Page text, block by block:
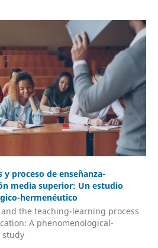
proceso de enseñanza-
media superior: Un estudio
hermenéutico
the teaching-learning process
A phenomenological-
study